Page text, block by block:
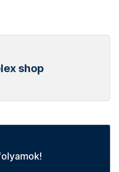
shop